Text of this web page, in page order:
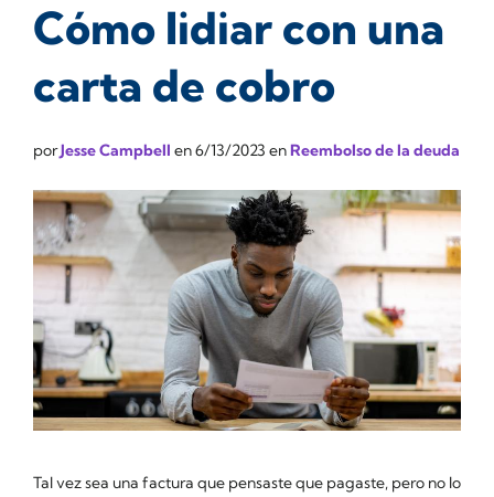
Cómo lidiar con una
carta de cobro
porJesse Campbell en6/13/2023 enReembolso de la deuda
Tal vez sea una factura que pensaste que pagaste, pero no lo